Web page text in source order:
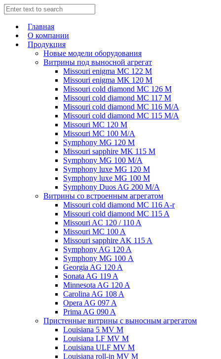
Главная
О компании
Продукция
Новые модели оборудования
Витрины под выносной агрегат
Missouri enigma MC 122 M
Missouri enigma MK 120 M
Missouri cold diamond MC 126 M
Missouri cold diamond MC 117 M
Missouri cold diamond MC 116 M/A
Missouri cold diamond MC 115 M/A
Missouri MC 120 M
Missouri MC 100 M/A
Symphony MG 120 M
Missouri sapphire MK 115 M
Symphony MG 100 M/А
Symphony luxe MG 120 M
Symphony luxe MG 100 M
Symphony Duos AG 200 M/A
Витрины со встроенным агрегатом
Missouri cold diamond MC 116 A-r
Missouri cold diamond MC 115 A
Missouri AC 120 / 110 A
Missouri MC 100 A
Missouri sapphire AK 115 A
Symphony AG 120 A
Symphony MG 100 А
Georgia AG 120 A
Sonata AG 119 A
Minnesota AG 120 A
Carolina AG 108 A
Opera AG 097 A
Prima AG 090 A
Пристенные витрины с выносным агрегатом
Louisiana 5 MV M
Louisiana LF MV M
Louisiana ULF MV M
Louisiana roll-in MV M